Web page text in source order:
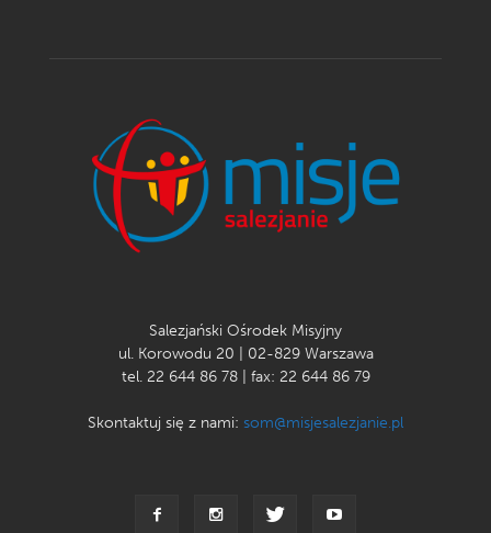
Salezjański Ośrodek Misyjny
ul. Korowodu 20 | 02-829 Warszawa
tel. 22 644 86 78 | fax: 22 644 86 79
Skontaktuj się z nami: som@misjesalezjanie.pl